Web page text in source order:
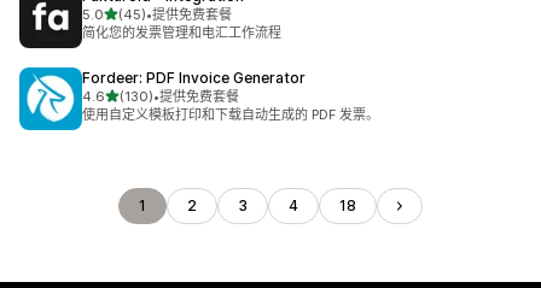
5.0星（满分 5 星）
(45)
总共 45 条评论
•提供免费套餐
简化您的发票管理和电汇工作流程
Fordeer: PDF Invoice Generator
4.6星（满分 5 星）
(130)
总共 130 条评论
•提供免费套餐
使用自定义模板打印和下载自动生成的 PDF 发票。
1 2 3 4 18